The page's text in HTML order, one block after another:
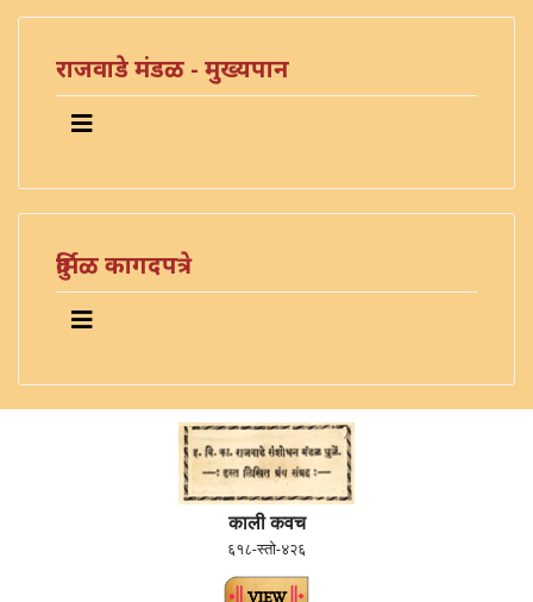
राजवाडे मंडळ - मुख्यपान
दुर्मिळ कागदपत्रे
काली कवच
६१८-स्तो-४२६